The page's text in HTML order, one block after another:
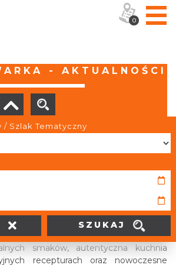
- AKTUALNOŚCI
/ Szlak Tematyczny
SZUKAJ
2026-05-15
Warszawę
smaków, autentyczna kuchnia
recepturach oraz nowoczesne
0